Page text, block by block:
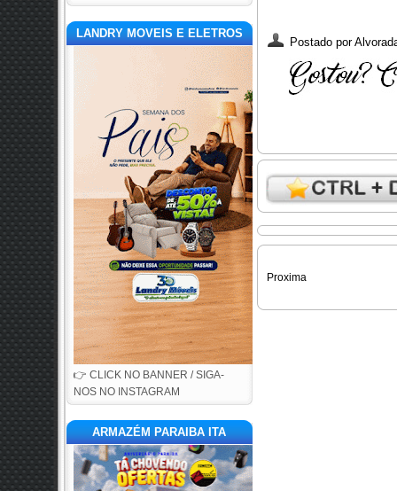
LANDRY MOVEIS E ELETROS
👉 CLICK NO BANNER / SIGA-
NOS NO INSTAGRAM
ARMAZÉM PARAIBA ITA
Postado por
Proxima